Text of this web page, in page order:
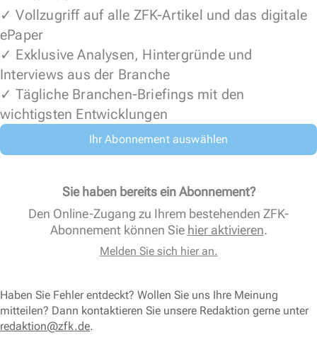
✓ Vollzugriff auf alle ZFK-Artikel und das digitale
ePaper
✓ Exklusive Analysen, Hintergründe und
Interviews aus der Branche
✓ Tägliche Branchen-Briefings mit den
wichtigsten Entwicklungen
Ihr Abonnement auswählen
Sie haben bereits ein Abonnement?
Den Online-Zugang zu Ihrem bestehenden ZFK-
Abonnement können Sie hier aktivieren.
Melden Sie sich hier an.
Haben Sie Fehler entdeckt? Wollen Sie uns Ihre Meinung
mitteilen? Dann kontaktieren Sie unsere Redaktion gerne unter
redaktion@zfk.de.